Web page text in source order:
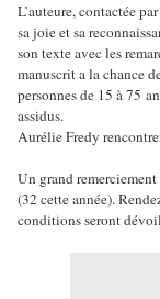
L’auteure, contactée
sa joie et sa
son texte avec les
manuscrit a la chance
personnes de 15 à 75
assidus.
Aurélie Fredy
Un grand
(32 cette année).
conditions seront